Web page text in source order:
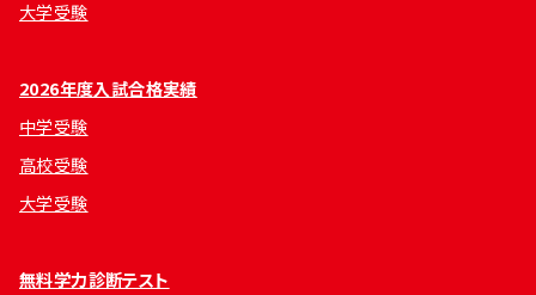
大学受験
2026年度入試合格実績
中学受験
高校受験
大学受験
無料学力診断テスト